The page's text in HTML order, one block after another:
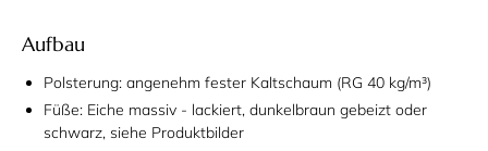
Aufbau
Polsterung: angenehm fester Kaltschaum (RG 40 kg/m³)
Füße: Eiche massiv - lackiert, dunkelbraun gebeizt oder
schwarz, siehe Produktbilder